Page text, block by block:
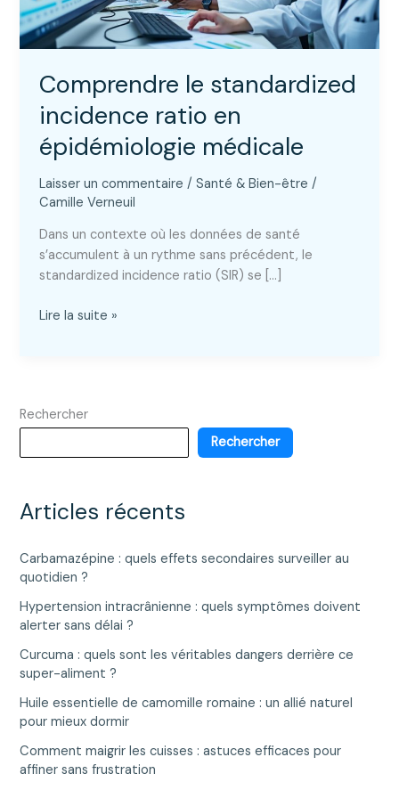
Comprendre le standardized
incidence ratio en
épidémiologie médicale
Laisser un commentaire /Santé & Bien-être /
Camille Verneuil
Dans un contexte où les données de santé
s’accumulent à un rythme sans précédent, le
standardized incidence ratio (SIR) se […]
Comprendre
en
médicale
Lire la suite »
Rechercher
Rechercher
Articles récents
Carbamazépine : quels effets secondaires surveiller au
quotidien ?
Hypertension intracrânienne : quels symptômes doivent
alerter sans délai ?
Curcuma : quels sont les véritables dangers derrière ce
super-aliment ?
Huile essentielle de camomille romaine : un allié naturel
pour mieux dormir
Comment maigrir les cuisses : astuces efficaces pour
affiner sans frustration